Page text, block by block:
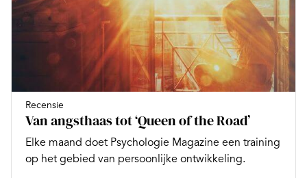
Recensie
Van angsthaas tot ‘Queen of the Road’
Elke maand doet Psychologie Magazine een training
op het gebied van persoonlijke ontwikkeling.